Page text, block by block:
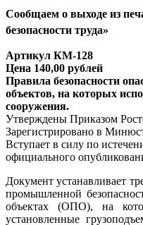
Сообщаем о выходе из
безопасности труда»
Артикул КМ-128
Цена 140,00 рублей
Правила безопасности
объектов, на которых
сооружения.
Утверждены Приказом
Зарегистрировано в
Вступает в силу по
официального
Документ устанавливает
промышленной
объектах (ОПО), на
установленные